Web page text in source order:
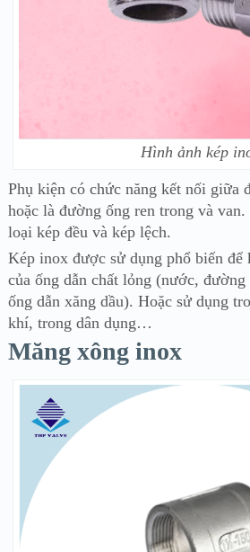
Hình ảnh kép
Phụ kiện có chức năng kết nối giữa
hoặc là đường ống ren trong và
loại kép đều và kép lệch.
Kép inox được sử dụng phổ biến để
của ống dẫn chất lỏng (nước,
ống dẫn xăng dầu). Hoặc sử dụng
khí, trong dân dụng…
Măng xông inox